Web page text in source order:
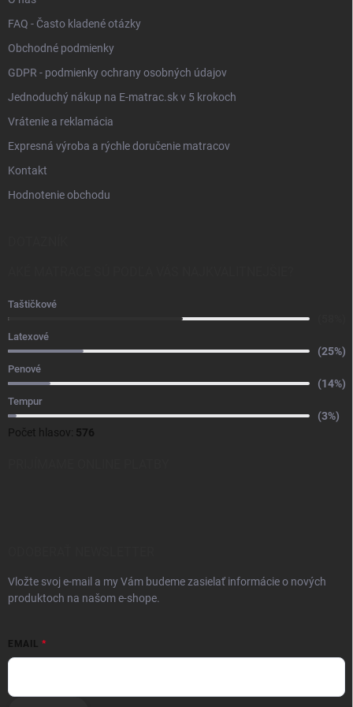
FAQ - Často kladené otázky
Obchodné podmienky
GDPR - podmienky ochrany osobných údajov
Jednoduchý nákup na E-matrac.sk v 5 krokoch
Vrátenie a reklamácia
Expresná výroba a rýchle doručenie matracov
Kontakt
Hodnotenie obchodu
Taštičkové
Latexové
(25%)
Penové
(14%)
Tempur
(3%)
Počet hlasov: 576
Vložte svoj e-mail a my Vám budeme zasielať informácie o nových
produktoch na našom e-shope.
EMAIL